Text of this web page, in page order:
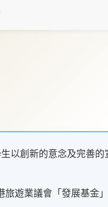
以創新的意念及完善的
旅遊業議會「發展基金」